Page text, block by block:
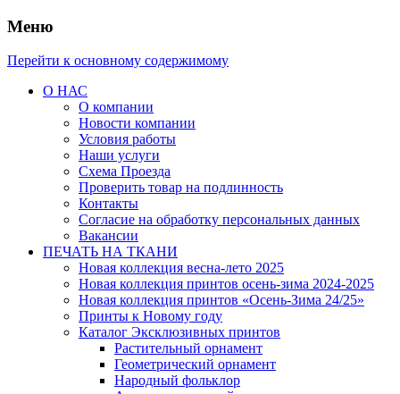
Меню
Перейти к основному содержимому
О НАС
О компании
Новости компании
Условия работы
Наши услуги
Схема Проезда
Проверить товар на подлинность
Контакты
Согласие на обработку персональных данных
Вакансии
ПЕЧАТЬ НА ТКАНИ
Новая коллекция весна-лето 2025
Новая коллекция принтов осень-зима 2024-2025
Новая коллекция принтов «Осень-Зима 24/25»
Принты к Новому году
Каталог Эксклюзивных принтов
Растительный орнамент
Геометрический орнамент
Народный фольклор